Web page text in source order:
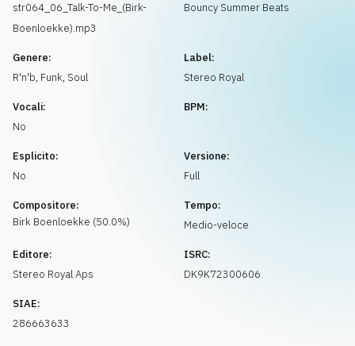
Licenze
Info
str064_06_Talk-To-Me_(Birk-
Boenloekke).mp3
Bouncy Summer Beats
Genere:
R'n'b, Funk, Soul
Label:
Stereo Royal
Vocali:
No
BPM:
Esplicito:
No
Versione:
Full
Compositore:
Birk Boenloekke (50.0%)
Tempo:
Medio-veloce
Editore:
Stereo Royal Aps
ISRC:
DK9K72300606
SIAE:
286663633